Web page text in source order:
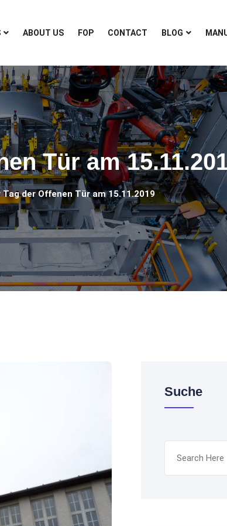
ABOUT US FOP CONTACT BLOG
Tür am
Tag der Offenen Tür am 15.11.2019
Suche